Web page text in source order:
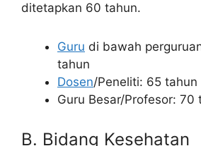
ditetapkan 60 tahun.
Guru di bawah
tahun
Dosen/Peneliti: 65 tahun
Guru Besar/Profesor: 70
B. Bidang Kesehatan